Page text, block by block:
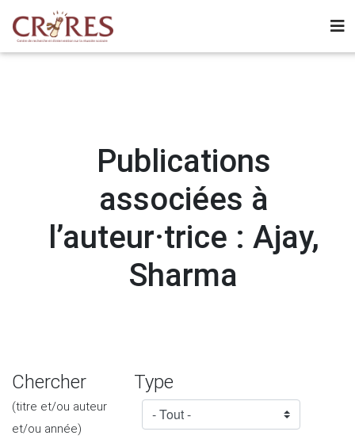
Publications
associées à
l’auteur·trice : Ajay,
Sharma
Chercher
(titre et/ou auteur
et/ou année)
Type